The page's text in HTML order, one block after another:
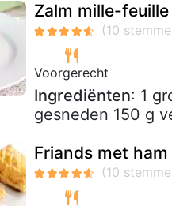
Zalm mille-
Voorgerecht
Ingrediënten: 1
gesneden 150 g
Friands met